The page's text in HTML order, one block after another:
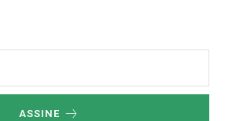
ASSINE